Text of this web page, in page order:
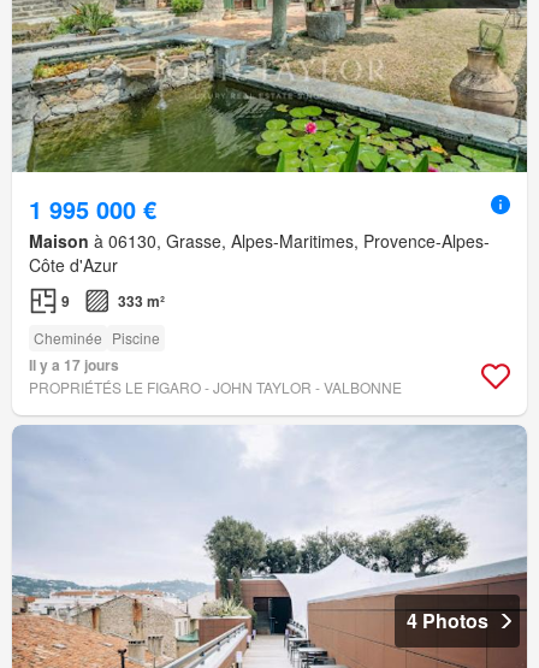
1 995 000 €
Maison à 06130, Grasse, Alpes-Maritimes, Provence-Alpes-
Côte d'Azur
9 333 m²
Cheminée Piscine
Il y a 17 jours
PROPRIÉTÉS LE FIGARO - JOHN TAYLOR - VALBONNE
4 Photos